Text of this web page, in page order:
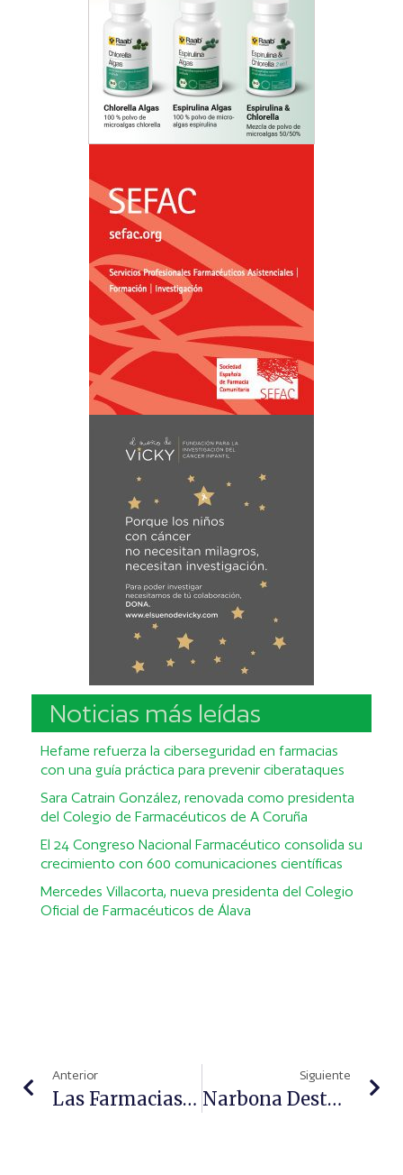
Noticias más leídas
Hefame refuerza la ciberseguridad en farmacias
con una guía práctica para prevenir ciberataques
Sara Catrain González, renovada como presidenta
del Colegio de Farmacéuticos de A Coruña
El 24 Congreso Nacional Farmacéutico consolida su
crecimiento con 600 comunicaciones científicas
Mercedes Villacorta, nueva presidenta del Colegio
Oficial de Farmacéuticos de Álava
Anterior
Las Farmacias De Galicia Prepararán Sistemas Personalizados De Dosificación (SPD) Para Mejorar La Adherencia A Los Tratamientos
Siguiente
Narbona Destaca “el Papel De Las Farmacias En Cohesión Social Y Territorial, Salud Pública, Actividad Económica Y Creación De Empleo”